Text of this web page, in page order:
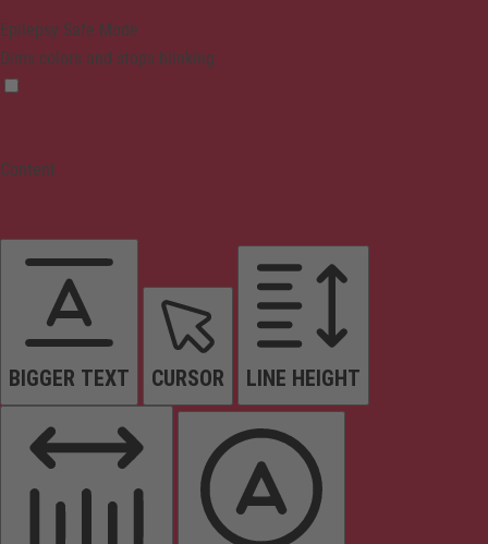
Epilepsy Safe Mode
Dims colors and stops blinking
Content
BIGGER TEXT CURSOR LINE HEIGHT